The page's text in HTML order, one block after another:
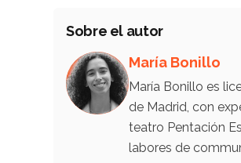
Sobre el autor
María Bonillo
María Bonillo es
de Madrid, con
teatro Pentación
labores de